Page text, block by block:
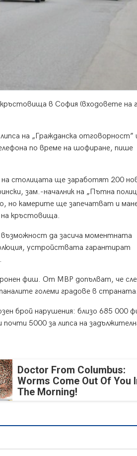
в София (входовете на
на „Гражданска отговорност”
по време на шофиране, пише
столицата ще заработят 200
зам.-началник на „Пътна
но камерите ще запечатват и
на кръстовища.
да засича моментната
устройствата гарантират
фиш. От МВР допълват, че
големи градове в страната.
брой нарушения: близо 685 000
5000 за липса на
Doctor From Columbus:
Worms Come Out Of You
The Morning!